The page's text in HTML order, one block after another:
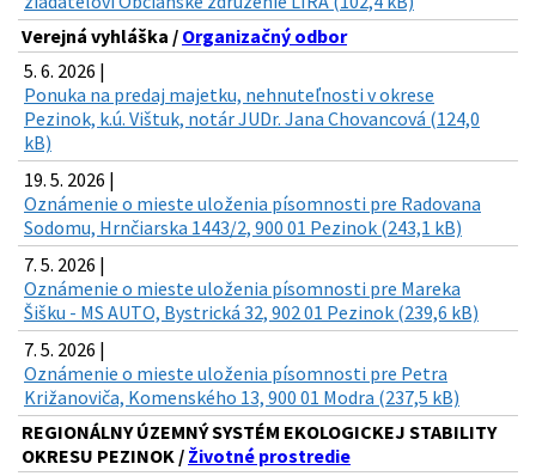
Verejná vyhláška / Organizačný odbor
5. 6. 2026 |
Ponuka na predaj majetku, nehnuteľnosti v okrese
Pezinok, k.ú. Vištuk, notár JUDr. Jana Chovancová (124,0
kB)
19. 5. 2026 |
Oznámenie o mieste uloženia písomnosti pre Radovana
Sodomu, Hrnčiarska 1443/2, 900 01 Pezinok (243,1 kB)
7. 5. 2026 |
Oznámenie o mieste uloženia písomnosti pre Mareka
Šišku - MS AUTO, Bystrická 32, 902 01 Pezinok (239,6 kB)
7. 5. 2026 |
Oznámenie o mieste uloženia písomnosti pre Petra
Križanoviča, Komenského 13, 900 01 Modra (237,5 kB)
REGIONÁLNY ÚZEMNÝ SYSTÉM EKOLOGICKEJ STABILITY
OKRESU PEZINOK / Životné prostredie